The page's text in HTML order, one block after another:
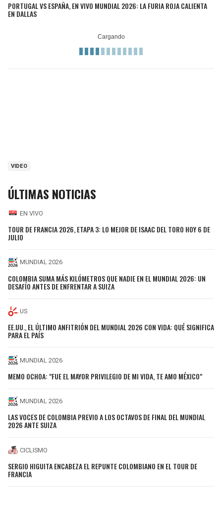
PORTUGAL VS ESPAÑA, EN VIVO MUNDIAL 2026: LA FURIA ROJA CALIENTA
EN DALLAS
VIDEO
ÚLTIMAS NOTICIAS
EN VIVO
TOUR DE FRANCIA 2026, ETAPA 3: LO MEJOR DE ISAAC DEL TORO HOY 6 DE
JULIO
MUNDIAL 2026
COLOMBIA SUMA MÁS KILÓMETROS QUE NADIE EN EL MUNDIAL 2026: UN
DESAFÍO ANTES DE ENFRENTAR A SUIZA
US
EE.UU., EL ÚLTIMO ANFITRIÓN DEL MUNDIAL 2026 CON VIDA: QUÉ SIGNIFICA
PARA EL PAÍS
MUNDIAL 2026
MEMO OCHOA: "FUE EL MAYOR PRIVILEGIO DE MI VIDA, TE AMO MÉXICO"
MUNDIAL 2026
LAS VOCES DE COLOMBIA PREVIO A LOS OCTAVOS DE FINAL DEL MUNDIAL
2026 ANTE SUIZA
CICLISMO
SERGIO HIGUITA ENCABEZA EL REPUNTE COLOMBIANO EN EL TOUR DE
FRANCIA